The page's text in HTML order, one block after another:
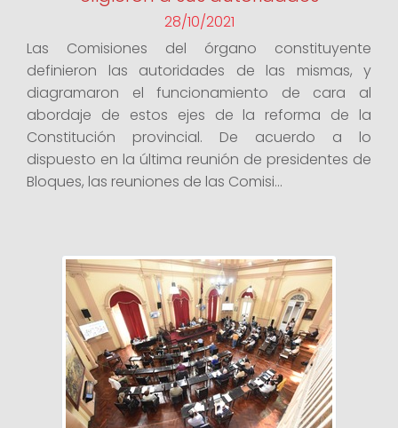
28/10/2021
Las Comisiones del órgano constituyente
definieron las autoridades de las mismas, y
diagramaron el funcionamiento de cara al
abordaje de estos ejes de la reforma de la
Constitución provincial. De acuerdo a lo
dispuesto en la última reunión de presidentes de
Bloques, las reuniones de las Comisi...